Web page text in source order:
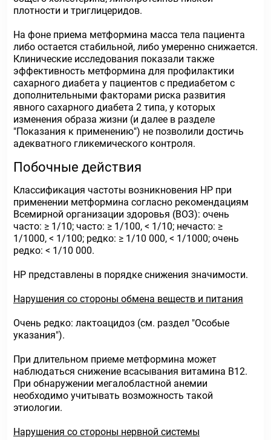
плотности и триглицеридов.
На фоне приема метформина масса тела пациента
либо остается стабильной, либо умеренно снижается.
Клинические исследования показали также
эффективность метформина для профилактики
сахарного диабета у пациентов с предиабетом с
дополнительными факторами риска развития
явного сахарного диабета 2 типа, у которых
изменения образа жизни (и далее в разделе
"Показания к применению") не позволили достичь
адекватного гликемического контроля.
Побочные действия
Классификация частоты возникновения HP при
применении метформина согласно рекомендациям
Всемирной организации здоровья (ВОЗ): очень
часто: ≥ 1/10; часто: ≥ 1/100, < 1/10; нечасто: ≥
1/1000, < 1/100; редко: ≥ 1/10 000, < 1/1000; очень
редко: < 1/10 000.
HP представлены в порядке снижения значимости.
Нарушения со стороны обмена веществ и питания
Очень редко: лактоацидоз (см. раздел "Особые
указания").
При длительном приеме метформина может
наблюдаться снижение всасывания витамина В12.
При обнаружении мегалобластной анемии
необходимо учитывать возможность такой
этиологии.
Нарушения со стороны нервной системы